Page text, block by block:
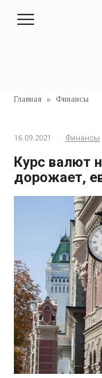
Главная » Финансы
16.09.2021 Финансы
Курс валют
дорожает,